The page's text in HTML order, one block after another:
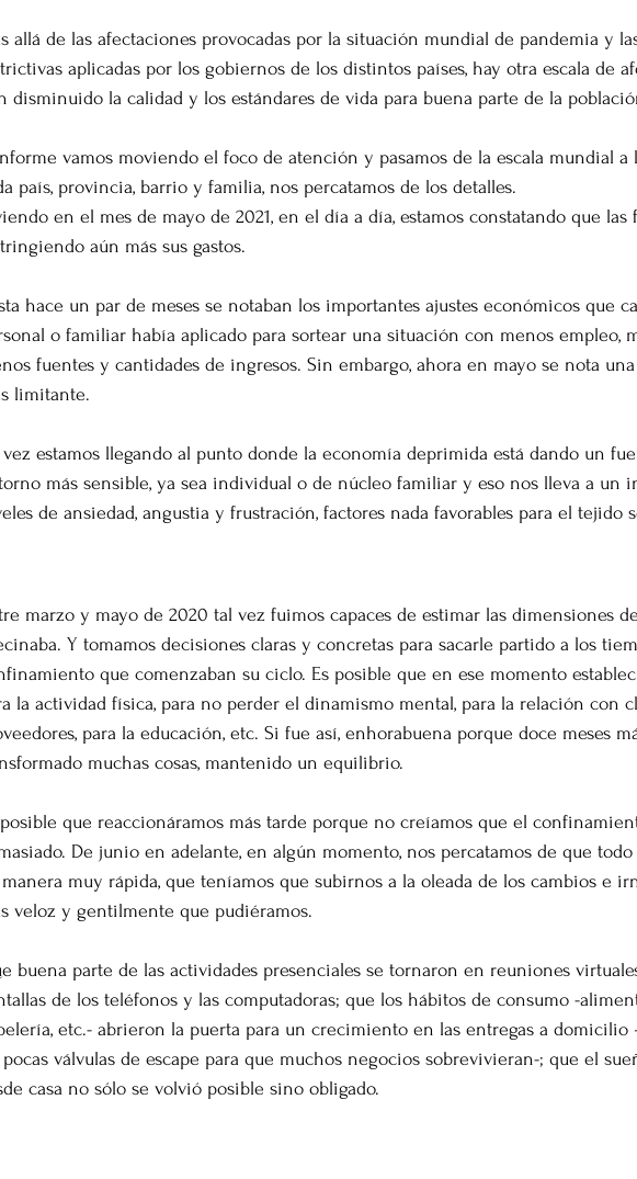
allá de las afectaciones provocadas por la situación mundial de pandemia y
aplicadas por los gobiernos de los distintos países, hay otra escala de
disminuido la calidad y los estándares de vida para buena parte de la
vamos moviendo el foco de atención y pasamos de la escala mundial a
país, provincia, barrio y familia, nos percatamos de los detalles.
en el mes de mayo de 2021, en el día a día, estamos constatando que las
aún más sus gastos.
hace un par de meses se notaban los importantes ajustes económicos que
o familiar había aplicado para sortear una situación con menos empleo,
fuentes y cantidades de ingresos. Sin embargo, ahora en mayo se nota
limitante.
vez estamos llegando al punto donde la economía deprimida está dando un
más sensible, ya sea individual o de núcleo familiar y eso nos lleva a un
de ansiedad, angustia y frustración, factores nada favorables para el tejido
marzo y mayo de 2020 tal vez fuimos capaces de estimar las dimensiones
Y tomamos decisiones claras y concretas para sacarle partido a los
que comenzaban su ciclo. Es posible que en ese momento
la actividad física, para no perder el dinamismo mental, para la relación con
para la educación, etc. Si fue así, enhorabuena porque doce meses
muchas cosas, mantenido un equilibrio.
posible que reaccionáramos más tarde porque no creíamos que el
De junio en adelante, en algún momento, nos percatamos de que
muy rápida, que teníamos que subirnos a la oleada de los cambios e
veloz y gentilmente que pudiéramos.
buena parte de las actividades presenciales se tornaron en reuniones
de los teléfonos y las computadoras; que los hábitos de consumo -
etc.- abrieron la puerta para un crecimiento en las entregas a domicilio
pocas válvulas de escape para que muchos negocios sobrevivieran-; que el
casa no sólo se volvió posible sino obligado.